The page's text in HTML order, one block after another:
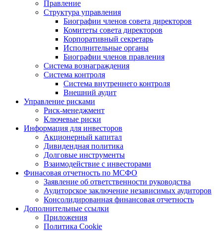
Правление
Структура управления
Биографии членов совета директоров
Комитеты совета директоров
Корпоративный секретарь
Исполнительные органы
Биографии членов правления
Система вознаграждения
Система контроля
Система внутреннего контроля
Внешний аудит
Управление рисками
Риск-менеджмент
Ключевые риски
Информация для инвесторов
Акционерный капитал
Дивидендная политика
Долговые инструменты
Взаимодействие с инвеcторами
Финасовая отчетность по МСФО
Заявление об ответственности руководства
Аудиторское заключение независимых аудиторов
Консолидированная финансовая отчетность
Дополнительные ссылки
Приложения
Политика Cookie